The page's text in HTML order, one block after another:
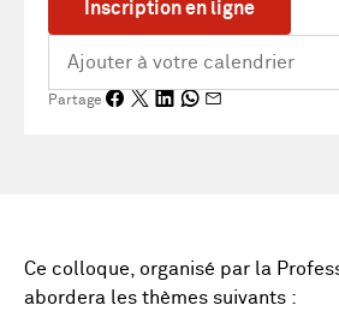
Inscription en ligne
Partage
Ce colloque, organisé par la
abordera les thèmes suivants :